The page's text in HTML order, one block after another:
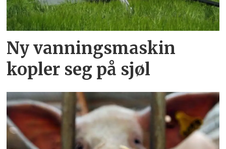
Ny vanningsmaskin
kopler seg på sjøl